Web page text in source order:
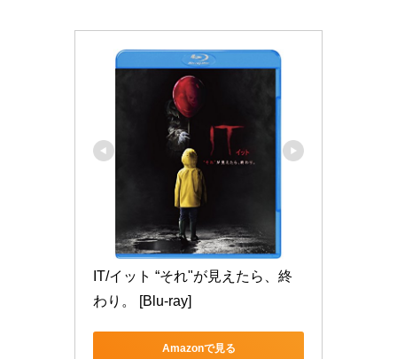
IT/イット “それ"が見えたら、終
わり。 [Blu-ray]
Amazonで見る